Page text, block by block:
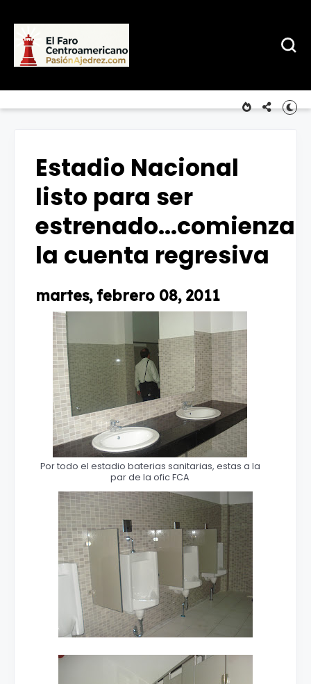
Estadio Nacional
listo para ser
estrenado...comienza
la cuenta regresiva
martes, febrero 08, 2011
Por todo el estadio baterias sanitarias, estas a la
par de la ofic FCA